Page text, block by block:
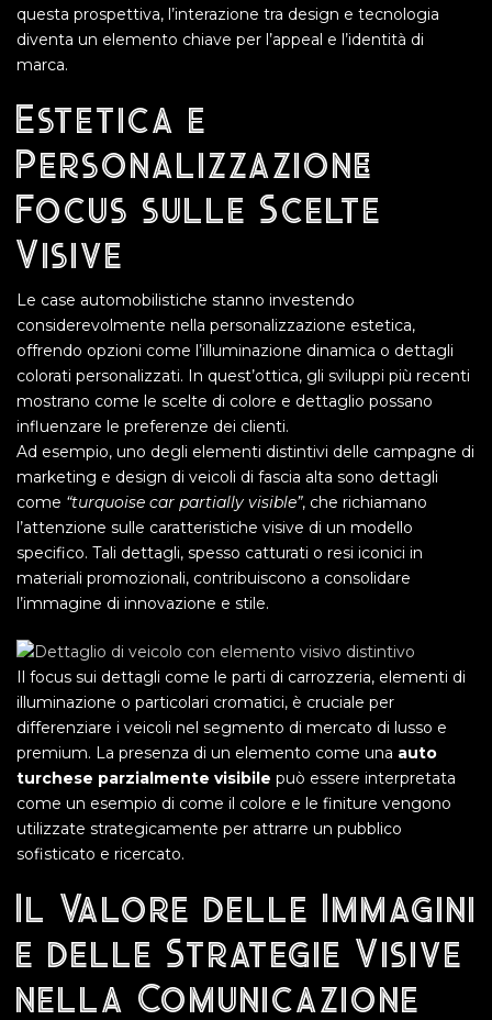
questa prospettiva, l’interazione tra design e tecnologia
diventa un elemento chiave per l’appeal e l’identità di
marca.
Estetica e
Personalizzazione:
Focus sulle Scelte
Visive
Le case automobilistiche stanno investendo
considerevolmente nella personalizzazione estetica,
offrendo opzioni come l’illuminazione dinamica o dettagli
colorati personalizzati. In quest’ottica, gli sviluppi più recenti
mostrano come le scelte di colore e dettaglio possano
influenzare le preferenze dei clienti.
Ad esempio, uno degli elementi distintivi delle campagne di
marketing e design di veicoli di fascia alta sono dettagli
come “turquoise car partially visible”, che richiamano
l’attenzione sulle caratteristiche visive di un modello
specifico. Tali dettagli, spesso catturati o resi iconici in
materiali promozionali, contribuiscono a consolidare
l’immagine di innovazione e stile.
Il focus sui dettagli come le parti di carrozzeria, elementi di
illuminazione o particolari cromatici, è cruciale per
differenziare i veicoli nel segmento di mercato di lusso e
premium. La presenza di un elemento come una auto
turchese parzialmente visibile può essere interpretata
come un esempio di come il colore e le finiture vengono
utilizzate strategicamente per attrarre un pubblico
sofisticato e ricercato.
Il Valore delle Immagini
e delle Strategie Visive
nella Comunicazione